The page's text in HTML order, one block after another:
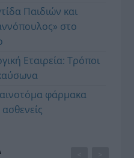
Παιδιών και
στο
Εταιρεία: Τρόποι
φάρμακα